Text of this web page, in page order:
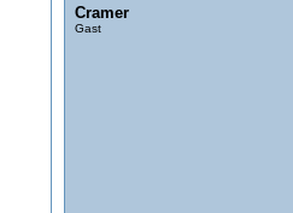
Cramer
Gast